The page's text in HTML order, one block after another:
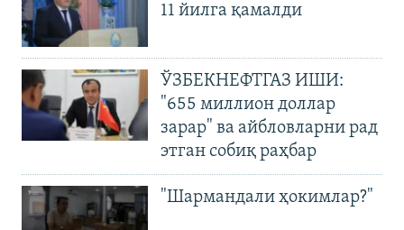
11 йилга қамалди
ЎЗБЕКНЕФТГАЗ ИШИ:
"655 миллион доллар
зарар" ва айбловларни рад
этган собиқ раҳбар
"Шармандали ҳокимлар?"